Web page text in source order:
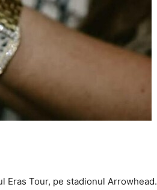
Eras Tour, pe stadionul Arrowhead.